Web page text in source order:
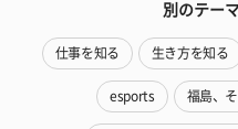
別のテー
仕事を知る 生き方を知る
esports 福島、